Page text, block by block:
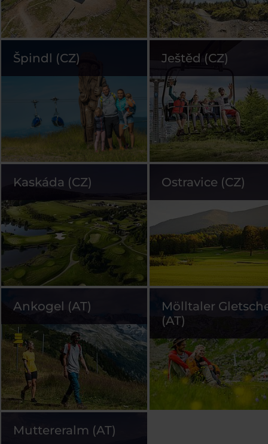
Špindl (CZ) Ještěd (CZ)
Kaskáda (CZ) Ostravice (CZ)
Ankogel (AT)
Mölltaler
(AT)
Muttereralm (AT)